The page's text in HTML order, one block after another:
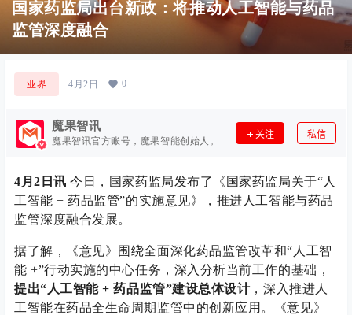
国家药监局出台新政：将推动人工智能与药品
监管深度融合
业界 4月2日 0
魔果智讯
魔果智讯官方账号，魔果智能创始人。
关注 私信
4月2日讯 今日，国家药监局发布了《国家药监局关于“人
工智能 + 药品监管”的实施意见》，推进人工智能与药品
监管深度融合发展。
据了解，《意见》围绕全面深化药品监管改革和“人工智
能 +”行动实施的中心任务，深入分析当前工作的基础，
提出“人工智能 + 药品监管”建设总体设计，深入推进人
工智能在药品全生命周期监管中的创新应用。《意见》